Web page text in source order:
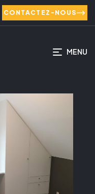
CONTACTEZ-NOUS
MENU